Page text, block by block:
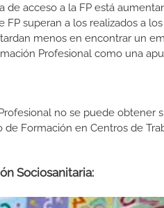
de acceso a la FP está
superan a los realizados a
menos en encontrar un
Profesional como una
no se puede obtener
Formación en Centros de
Sociosanitaria: